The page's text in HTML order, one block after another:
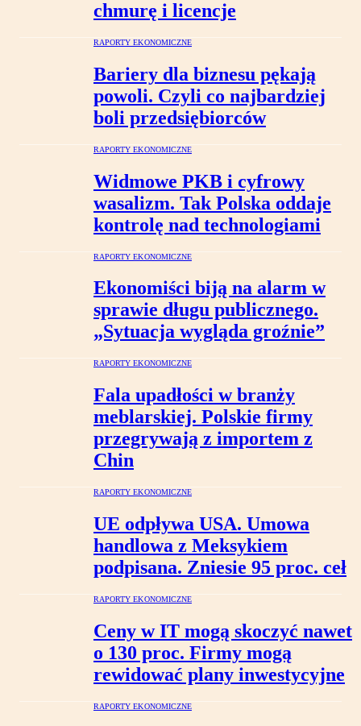
chmurę i licencje
RAPORTY EKONOMICZNE
Bariery dla biznesu pękają
powoli. Czyli co najbardziej
boli przedsiębiorców
RAPORTY EKONOMICZNE
Widmowe PKB i cyfrowy
wasalizm. Tak Polska oddaje
kontrolę nad technologiami
RAPORTY EKONOMICZNE
Ekonomiści biją na alarm w
sprawie długu publicznego.
„Sytuacja wygląda groźnie”
RAPORTY EKONOMICZNE
Fala upadłości w branży
meblarskiej. Polskie firmy
przegrywają z importem z
Chin
RAPORTY EKONOMICZNE
UE odpływa USA. Umowa
handlowa z Meksykiem
podpisana. Zniesie 95 proc. ceł
RAPORTY EKONOMICZNE
Ceny w IT mogą skoczyć nawet
o 130 proc. Firmy mogą
rewidować plany inwestycyjne
RAPORTY EKONOMICZNE